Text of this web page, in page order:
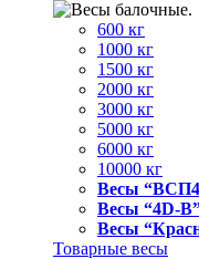
600 кг
1000 кг
1500 кг
2000 кг
3000 кг
5000 кг
6000 кг
10000 кг
Весы
Весы “4D-
Весы
Товарные весы